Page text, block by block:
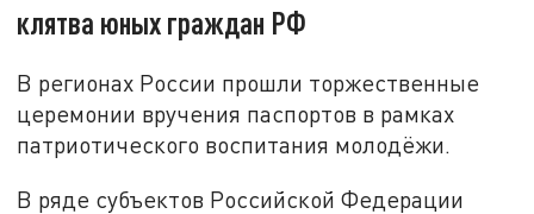
клятва юных граждан РФ
В регионах России прошли торжественные
церемонии вручения паспортов в рамках
патриотического воспитания молодёжи.
В ряде субъектов Российской Федерации